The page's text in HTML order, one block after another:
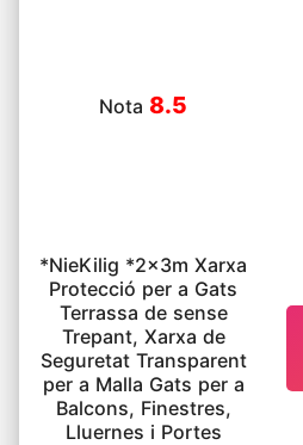
Nota 8.5
*NieKilig *2x3m Xarxa
Protecció per a Gats
Terrassa de sense
Trepant, Xarxa de
Seguretat Transparent
per a Malla Gats per a
Balcons, Finestres,
Lluernes i Portes